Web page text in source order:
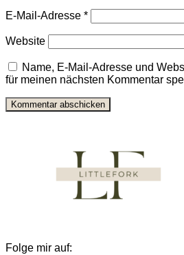
E-Mail-Adresse *
Website
Name, E-Mail-Adresse und
für meinen nächsten Kommentar
Folge mir auf: